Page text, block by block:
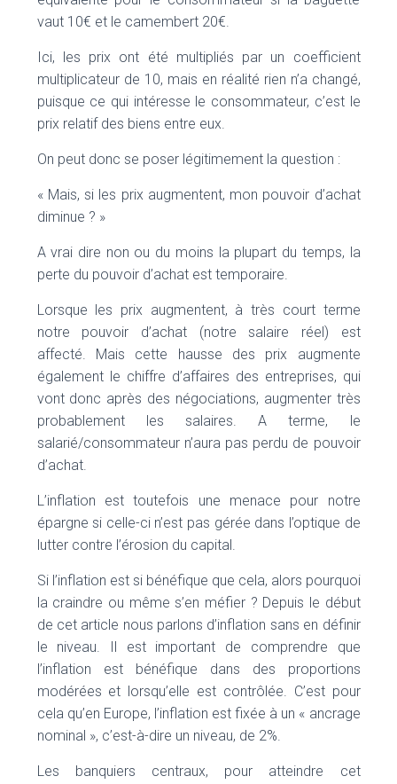
vaut 10€ et le camembert 20€.
Ici, les prix ont été multipliés par un coefficient
multiplicateur de 10, mais en réalité rien n’a changé,
puisque ce qui intéresse le consommateur, c’est le
prix relatif des biens entre eux.
On peut donc se poser légitimement la question :
« Mais, si les prix augmentent, mon pouvoir d’achat
diminue ? »
A vrai dire non ou du moins la plupart du temps, la
perte du pouvoir d’achat est temporaire.
Lorsque les prix augmentent, à très court terme
notre pouvoir d’achat (notre salaire réel) est
affecté. Mais cette hausse des prix augmente
également le chiffre d’affaires des entreprises, qui
vont donc après des négociations, augmenter très
probablement les salaires. A terme, le
salarié/consommateur n’aura pas perdu de pouvoir
d’achat.
L’inflation est toutefois une menace pour notre
épargne si celle-ci n’est pas gérée dans l’optique de
lutter contre l’érosion du capital.
Si l’inflation est si bénéfique que cela, alors pourquoi
la craindre ou même s’en méfier ? Depuis le début
de cet article nous parlons d’inflation sans en définir
le niveau. Il est important de comprendre que
l’inflation est bénéfique dans des proportions
modérées et lorsqu’elle est contrôlée. C’est pour
cela qu’en Europe, l’inflation est fixée à un « ancrage
nominal », c’est-à-dire un niveau, de 2%.
Les banquiers centraux, pour atteindre cet